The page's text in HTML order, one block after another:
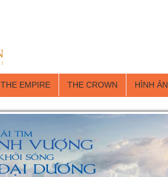
THE EMPIRE THE CROWN HÌNH